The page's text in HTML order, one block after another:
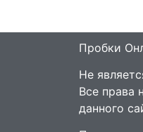
Пробки
Не
Все права
данного